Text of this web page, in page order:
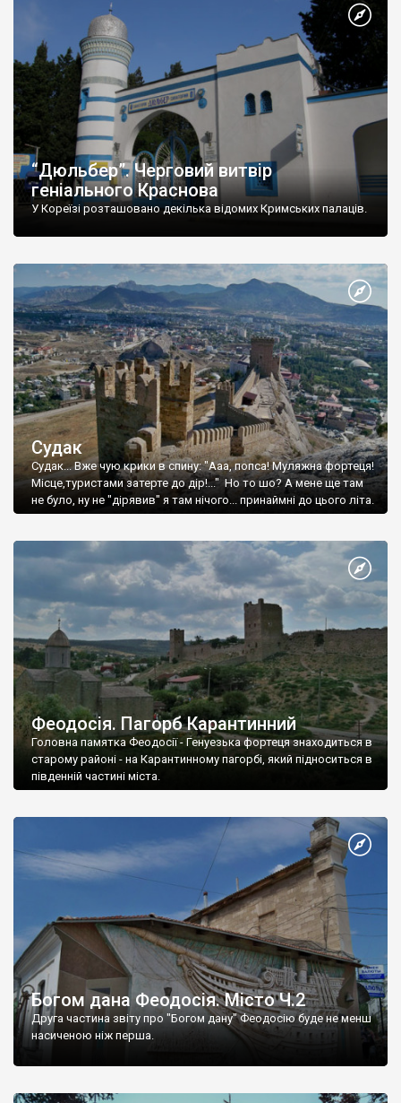
“Дюльбер”. Черговий витвір
геніального Краснова
У Кореїзі розташовано декілька відомих Кримських палаців.
Судак
Судак... Вже чую крики в спину: "Ааа, попса! Муляжна фортеця!
Місце,туристами затерте до дір!..." Но то шо? А мене ще там
не було, ну не "дірявив" я там нічого... принаймні до цього літа.
Феодосія. Пагорб Карантинний
Головна памятка Феодосії - Генуезька фортеця знаходиться в
старому районі - на Карантинному пагорбі, який підноситься в
південній частині міста.
Богом дана Феодосія. Місто Ч.2
Друга частина звіту про "Богом дану" Феодосію буде не менш
насиченою ніж перша.